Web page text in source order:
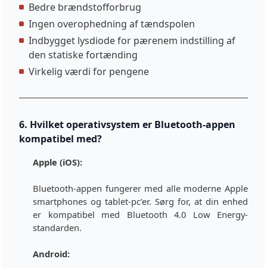
Bedre brændstofforbrug
Ingen overophedning af tændspolen
Indbygget lysdiode for pærenem indstilling af
den statiske fortænding
Virkelig værdi for pengene
6. Hvilket operativsystem er Bluetooth-appen
kompatibel med?
Apple (iOS):
Bluetooth-appen fungerer med alle moderne Apple
smartphones og tablet-pc’er. Sørg for, at din enhed
er kompatibel med Bluetooth 4.0 Low Energy-
standarden.
Android: